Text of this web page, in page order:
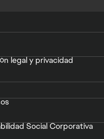
legal y privacidad
Social Corporativa